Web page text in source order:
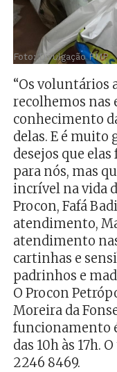
Foto: Divulgação PMP
“Os voluntários
recolhemos nas
conhecimento
delas. E é
desejos que
para nós, mas
incrível na vida
Procon, Fafá
atendimento,
atendimento
cartinhas e
padrinhos e
O Procon
Moreira da
funcionamento
das 10h às 17h.
2246 8469.